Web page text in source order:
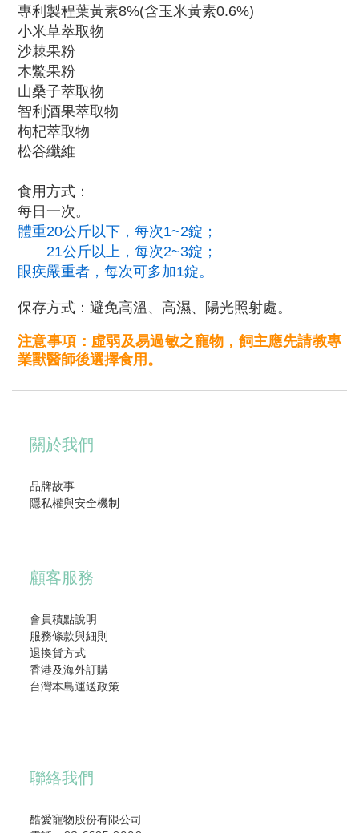
專利製程葉黃素8%(含玉米黃素0.6%)
小米草萃取物
沙棘果粉
木鱉果粉
山桑子萃取物
智利酒果萃取物
枸杞萃取物
松谷纖維
食用方式：
每日一次。
體重20公斤以下，每次1~2錠；
21公斤以上，每次2~3錠；
眼疾嚴重者，每次可多加1錠。
保存方式：避免高溫、高濕、陽光照射處。
注意事項：虛弱及易過敏之寵物，飼主應先請教專
業獸醫師後選擇食用。
關於我們
品牌故事
隱私權與安全機制
顧客服務
會員積點說明
服務條款與細則
退換貨方式
香港及海外訂購
台灣本島運送政策
聯絡我們
酷愛寵物股份有限公司